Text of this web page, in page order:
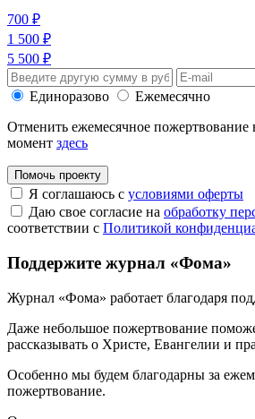
700 ₽
1 500 ₽
5 500 ₽
Единоразово
Ежемесячно
Отменить ежемесячное
момент здесь
Помочь проекту
Я соглашаюсь с условиями оферты
Даю свое согласие на обработку
соответствии с Политикой
Поддержите журнал «Фома»
Журнал «Фома» работает благодаря
Даже небольшое пожертвование
рассказывать о Христе, Евангелии и
Особенно мы будем благодарны за
пожертвование.